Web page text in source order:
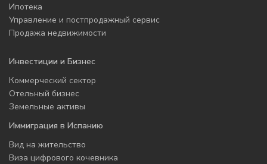
Ипотека
Управление и постпродажный сервис
Продажа недвижимости
Инвестиции и Бизнес
Коммерческий сектор
Отельный бизнес
Земельные активы
Иммиграция в Испанию
Вид на жительство
Виза цифрового кочевника